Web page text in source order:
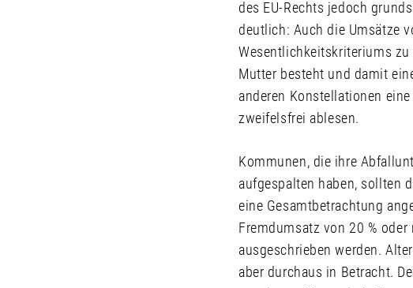
des EU-Rechts jedoch
deutlich: Auch die Umsätze
Wesentlichkeitskriteriums
Mutter besteht und damit
anderen Konstellationen
zweifelsfrei ablesen.
Kommunen, die ihre
aufgespalten haben, sollten
eine Gesamtbetrachtung
Fremdumsatz von 20 %
ausgeschrieben werden.
aber durchaus in Betracht.